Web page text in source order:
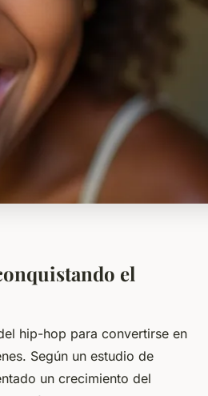
el
hip-hop para convertirse en
Según un estudio de
un crecimiento del